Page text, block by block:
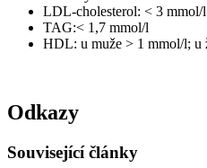
LDL-cholesterol: < 3 mmol/l
TAG:< 1,7 mmol/l
HDL: u muže > 1 mmol/l; u
Odkazy
Související články